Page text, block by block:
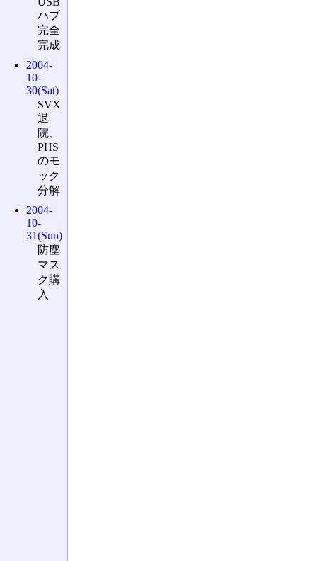
ハブ
完全
完成
2004-
10-
30(Sat)
SVX
退
院、
PHS
のモ
ック
分解
2004-
10-
31(Sun)
防塵
マス
ク購
入